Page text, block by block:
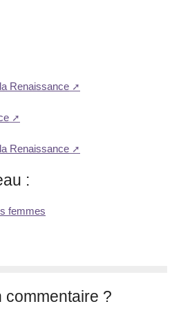
Renaissance
Renaissance
:
femmes
commentaire ?